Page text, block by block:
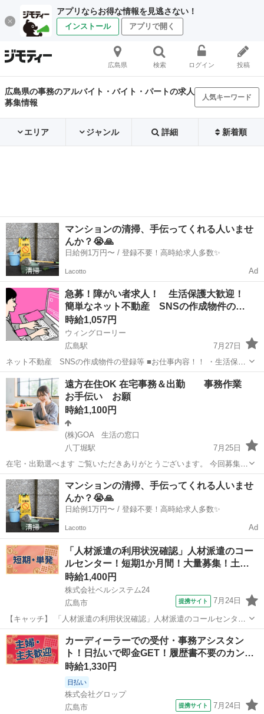
アプリならお得な情報を見逃さない！
インストール アプリで開く
広島県 検索 ログイン 投稿
広島県の事務のアルバイト・バイト・パートの求人
募集情報
人気キーワード
エリア ジャンル 詳細 新着順
マンションの清掃、手伝ってくれる人いませ
んか？😭🙏
日給例1万円〜 / 登録不要！高時給求人多数✨
Lacotto Ad
急募！障がい者求人！ 生活保護大歓迎！
簡単なネット不動産 SNSの作成物件の…
時給1,057円
ウィングローリー
広島駅
7月27日
ネット不動産 SNSの作成物件の登録等 ■お仕事内容！！ ・生活保護
可能です 給料とは別に携帯代などの通信費上限 20000円 交通費上
限 20000円まで支給可能。 ・福岡市南区に寮（GH）完備です...
広島 広島市 広島駅 事務 生活保護
遠方在住OK 在宅事務＆出勤 事務作業
お手伝い お願
時給1,100円
(株)GOA 生活の窓口
八丁堀駅
7月25日
在宅・出勤選べます ご覧いただきありがとうございます。 今回募集さ
せて頂くのは、事務作業を代行していただく方を募集します。 （作業
内容） 事務作業、書類作成、新幹線宿泊等の予約 （必要なスキル）
ネッ...
広島 広島市 その他 ネット
マンションの清掃、手伝ってくれる人いませ
んか？😭🙏
日給例1万円〜 / 登録不要！高時給求人多数✨
Lacotto Ad
「人材派遣の利用状況確認」人材派遣のコー
ルセンター！短期1か月間！大量募集！土…
時給1,400円
株式会社ベルシステム24
広島市
提携サイト 7月24日
【キャッチ】 「人材派遣の利用状況確認」人材派遣のコールセンタ
ー！短期1か月間！大量募集！土日祝休み！未経験可 【コメント】 ベ
ルシステム24ではWワークや扶養内勤務、短期や長期など様々なお仕
事をご紹介可能！ お給料は前払...
広島 広島市 電話対応
カーディーラーでの受付・事務アシスタン
ト！日払いで即金GET！履歴書不要のカン…
時給1,330円
日払い
株式会社グロップ
広島市
提携サイト 7月24日